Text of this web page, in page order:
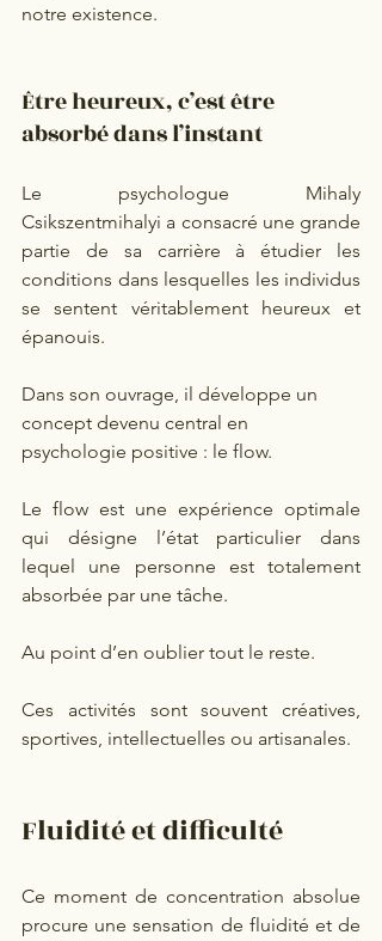
notre existence.
Être heureux, c’est être
absorbé dans l’instant
Le psychologue Mihaly
Csikszentmihalyi a consacré une grande
partie de sa carrière à étudier les
conditions dans lesquelles les individus
se sentent véritablement heureux et
épanouis.
Dans son ouvrage, il développe un
concept devenu central en
psychologie positive : le flow.
Le flow est une expérience optimale
qui désigne l’état particulier dans
lequel une personne est totalement
absorbée par une tâche.
Au point d’en oublier tout le reste.
Ces activités sont souvent créatives,
sportives, intellectuelles ou artisanales.
Fluidité et difficulté
Ce moment de concentration absolue
procure une sensation de fluidité et de